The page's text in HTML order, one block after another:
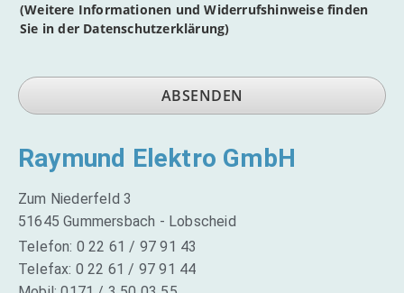
(Weitere Informationen und Widerrufshinweise finden
Sie in der Datenschutzerklärung)
ABSENDEN
Feld
sollte
nicht
ausgefüllt
werden
Raymund Elektro GmbH
Zum Niederfeld 3
51645 Gummersbach - Lobscheid
Telefon: 0 22 61 / 97 91 43
Telefax: 0 22 61 / 97 91 44